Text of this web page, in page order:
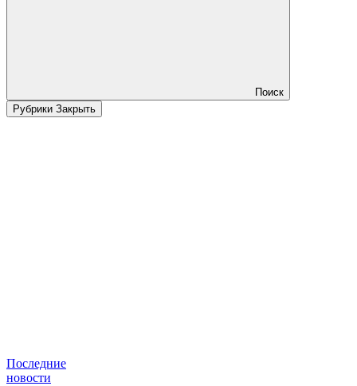
Поиск
Рубрики Закрыть
Последние
новости